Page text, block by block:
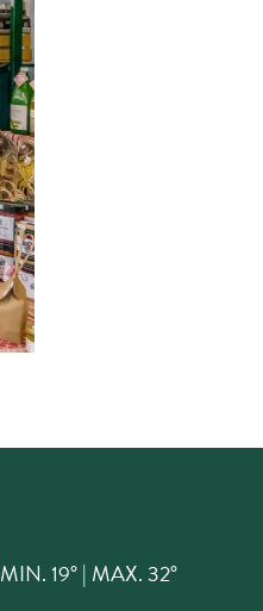
MIN. 19° | MAX. 32°